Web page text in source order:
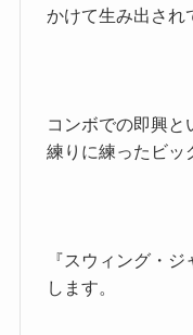
かけて生み出され
コンボでの即興と
練りに練ったビッ
『スウィング・
します。